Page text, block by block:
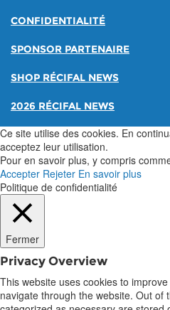
CONFIDENTIALITÉ
SPONSOR PARTENAIRE
SHOP RÉCIFAL NEWS
2026 RÉCIFAL NEWS
Ce site utilise des cookies. En
acceptez leur utilisation.
Pour en savoir plus, y compris
Accepter Rejeter En savoir plus
Politique de confidentialité
Fermer
Privacy Overview
This website uses cookies to
navigate through the website. Out of